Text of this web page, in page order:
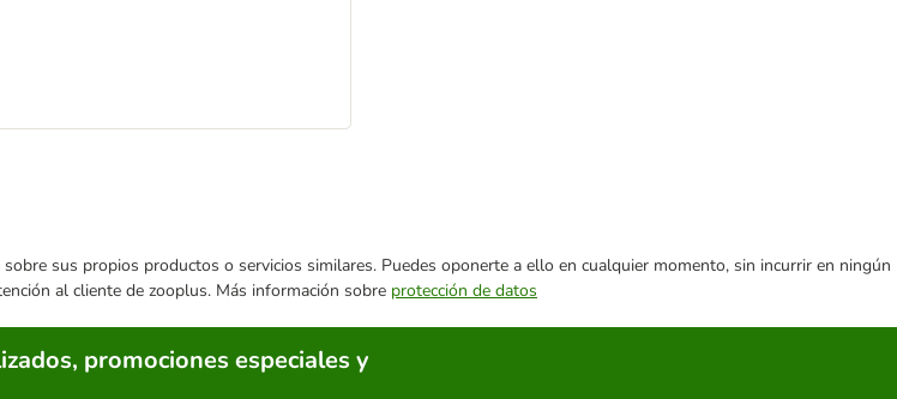
sus propios productos o servicios similares. Puedes oponerte a ello en cualquier momento, sin incurrir en ningún
al cliente de zooplus. Más información sobre protección de datos
promociones especiales y